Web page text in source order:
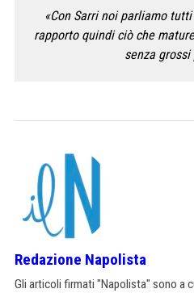
«Con Sarri noi parliamo
rapporto quindi ciò che
senza grossi
Redazione Napolista
Gli articoli firmati "Napolista" sono a